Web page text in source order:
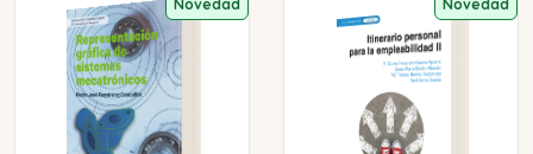
Novedad Novedad